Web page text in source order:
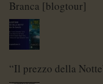
Branca [blogtour]
“Il prezzo della